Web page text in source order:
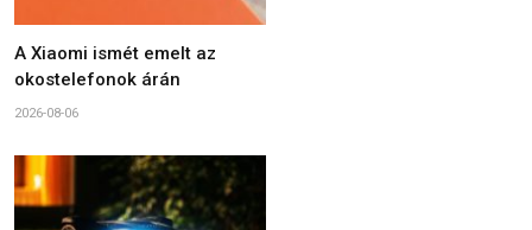
A Xiaomi ismét emelt az
okostelefonok árán
2026-08-06